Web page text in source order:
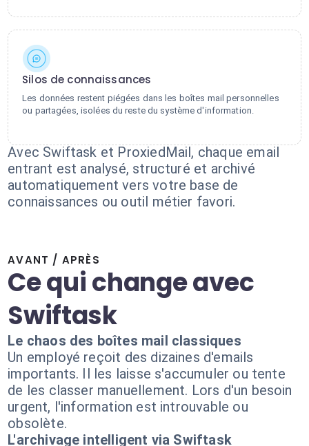
Silos de connaissances
Les données restent piégées dans les boîtes mail personnelles
ou partagées, isolées du reste du système d'information.
Avec Swiftask et ProxiedMail, chaque email
entrant est analysé, structuré et archivé
automatiquement vers votre base de
connaissances ou outil métier favori.
AVANT / APRÈS
Ce qui change avec
Swiftask
Le chaos des boîtes mail classiques
Un employé reçoit des dizaines d'emails
importants. Il les laisse s'accumuler ou tente
de les classer manuellement. Lors d'un besoin
urgent, l'information est introuvable ou
obsolète.
L'archivage intelligent via Swiftask